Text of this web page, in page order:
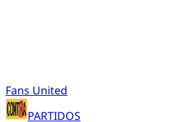
Fans United
PARTIDOS